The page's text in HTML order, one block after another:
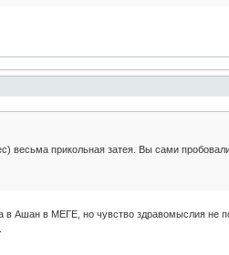
прикольная затея. Вы сами
в Ашан в МЕГЕ, но чувство здравомыслия не